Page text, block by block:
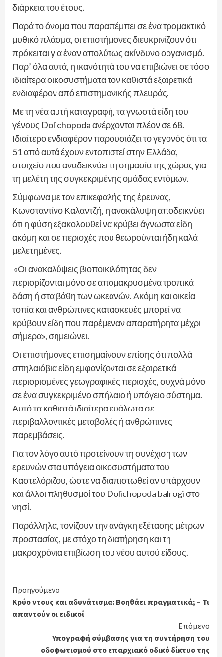
διάρκεια του έτους.
Παρά το όνομα που παραπέμπει σε ένα τρομακτικό
μυθικό πλάσμα, οι επιστήμονες διευκρινίζουν ότι
πρόκειται για έναν απολύτως ακίνδυνο οργανισμό.
Παρ’ όλα αυτά, η ικανότητά του να επιβιώνει σε τόσο
ιδιαίτερα οικοσυστήματα τον καθιστά εξαιρετικά
ενδιαφέρον από επιστημονικής πλευράς.
Με τη νέα αυτή καταγραφή, τα γνωστά είδη του
γένους Dolichopoda ανέρχονται πλέον σε 68.
Ιδιαίτερο ενδιαφέρον παρουσιάζει το γεγονός ότι τα
51 από αυτά έχουν εντοπιστεί στην Ελλάδα,
στοιχείο που αναδεικνύει τη σημασία της χώρας για
τη μελέτη της συγκεκριμένης ομάδας εντόμων.
Σύμφωνα με τον επικεφαλής της έρευνας,
Κωνσταντίνο Καλαντζή, η ανακάλυψη αποδεικνύει
ότι η φύση εξακολουθεί να κρύβει άγνωστα είδη
ακόμη και σε περιοχές που θεωρούνται ήδη καλά
μελετημένες.
«Οι ανακαλύψεις βιοποικιλότητας δεν
περιορίζονται μόνο σε απομακρυσμένα τροπικά
δάση ή στα βάθη των ωκεανών. Ακόμη και οικεία
τοπία και ανθρώπινες κατασκευές μπορεί να
κρύβουν είδη που παρέμεναν απαρατήρητα μέχρι
σήμερα», σημειώνει.
Οι επιστήμονες επισημαίνουν επίσης ότι πολλά
σπηλαιόβια είδη εμφανίζονται σε εξαιρετικά
περιορισμένες γεωγραφικές περιοχές, συχνά μόνο
σε ένα συγκεκριμένο σπήλαιο ή υπόγειο σύστημα.
Αυτό τα καθιστά ιδιαίτερα ευάλωτα σε
περιβαλλοντικές μεταβολές ή ανθρώπινες
παρεμβάσεις.
Για τον λόγο αυτό προτείνουν τη συνέχιση των
ερευνών στα υπόγεια οικοσυστήματα του
Καστελόριζου, ώστε να διαπιστωθεί αν υπάρχουν
και άλλοι πληθυσμοί του Dolichopoda balrogi στο
νησί.
Παράλληλα, τονίζουν την ανάγκη εξέτασης μέτρων
προστασίας, με στόχο τη διατήρηση και τη
μακροχρόνια επιβίωση του νέου αυτού είδους.
Continue
Reading
Προηγούμενο
Κρύο ντους και αδυνάτισμα: Βοηθάει πραγματικά; – Τι
απαντούν οι ειδικοί
Επόμενο
Υπογραφή σύμβασης για τη συντήρηση του
οδοφωτισμού στο επαρχιακό οδικό δίκτυο της